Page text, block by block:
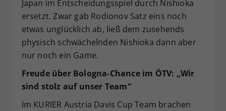
Japan im Entscheidungsspiel durch Nishioka
ersetzt. Zwar gab Rodionov Satz eins noch
etwas unglücklich ab, ließ dem zusehends
physisch schwächelnden Nishioka dann aber
nur noch ein Game.
Freude über Bologna-Chance im ÖTV: „Wir
sind stolz auf unser Team“
Im KURIER Austria Davis Cup Team brachen